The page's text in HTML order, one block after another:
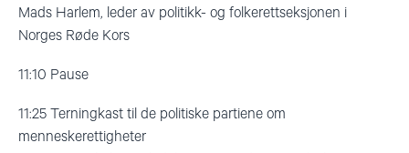
Mads Harlem, leder av politikk- og folkerettseksjonen i
Norges Røde Kors
11:10 Pause
11:25 Terningkast til de politiske partiene om
menneskerettigheter